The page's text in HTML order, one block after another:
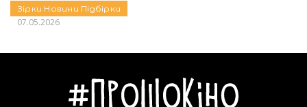
Зірки Новини Підбірки
07.05.2026